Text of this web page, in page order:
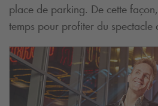
place de parking. De cette
temps pour profiter du spectacle